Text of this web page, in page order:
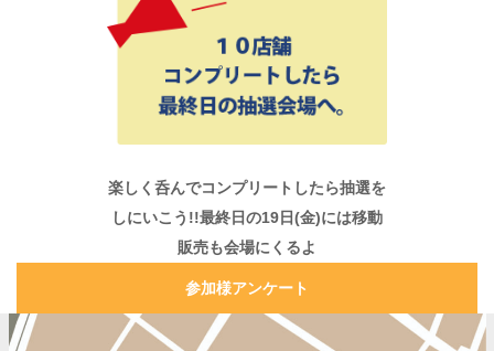
楽しく呑んでコンプリートしたら抽選を
しにいこう!!最終日の19日(金)には移動
販売も会場にくるよ
参加様アンケート